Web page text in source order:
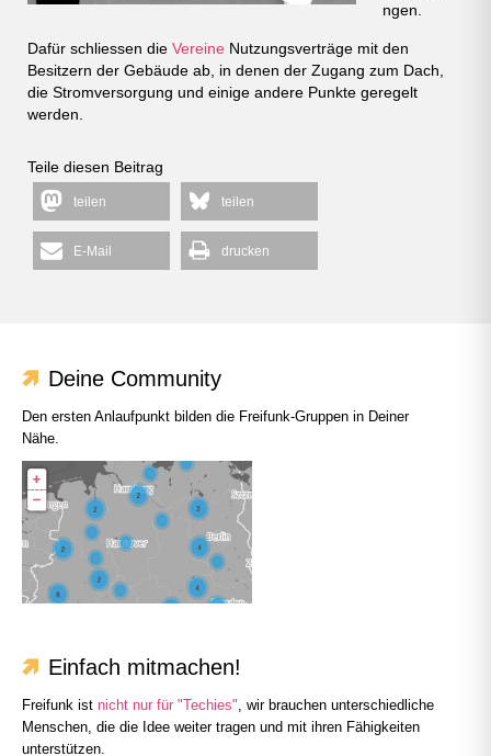
ngen.
Dafür schliessen die Vereine Nutzungsverträge mit den
Besitzern der Gebäude ab, in denen der Zugang zum Dach,
die Stromversorgung und einige andere Punkte geregelt
werden.
Teile diesen Beitrag
teilen teilen
E-Mail drucken
Deine Community
Den ersten Anlaufpunkt bilden die Freifunk-Gruppen in Deiner
Nähe.
Einfach mitmachen!
Freifunk ist nicht nur für "Techies", wir brauchen unterschiedliche
Menschen, die die Idee weiter tragen und mit ihren Fähigkeiten
unterstützen.